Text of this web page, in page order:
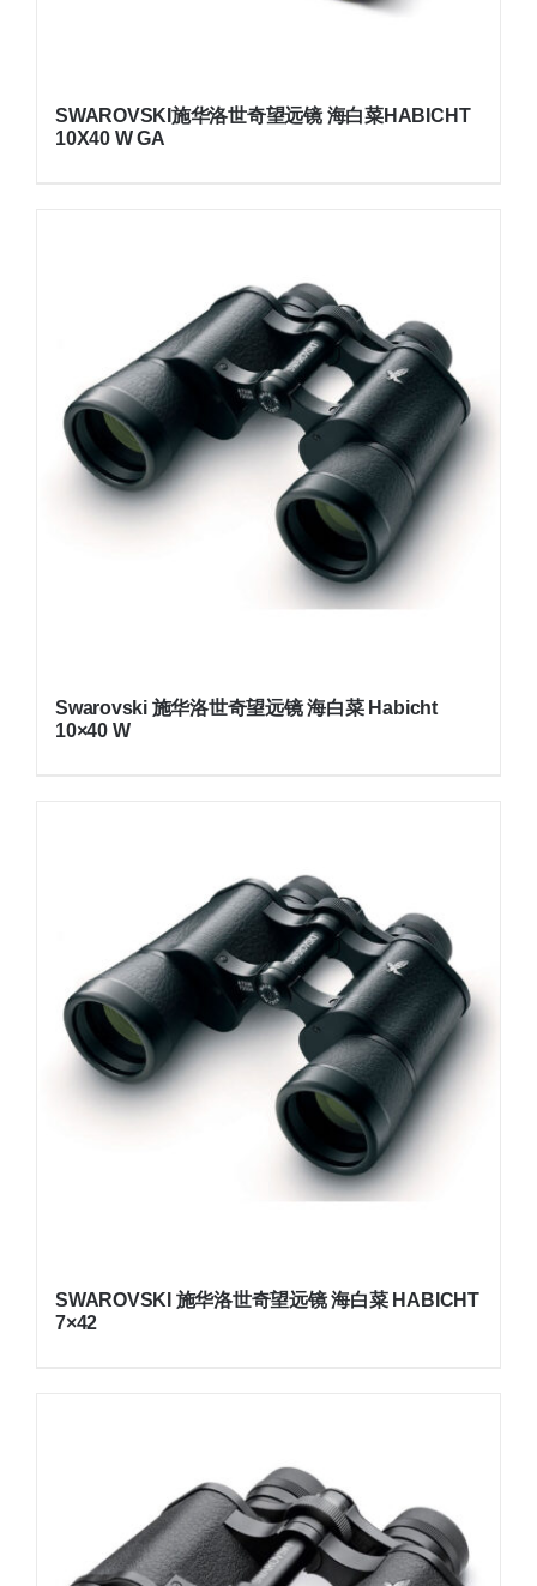
SWAROVSKI施华洛世奇望远镜 海白菜HABICHT
10X40 W GA
Swarovski 施华洛世奇望远镜 海白菜 Habicht
10×40 W
SWAROVSKI 施华洛世奇望远镜 海白菜 HABICHT
7×42